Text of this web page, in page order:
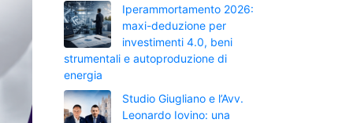
Iperammortamento 2026:
maxi-deduzione per
investimenti 4.0, beni
strumentali e autoproduzione di
energia
Studio Giugliano e l’Avv.
Leonardo Iovino: una